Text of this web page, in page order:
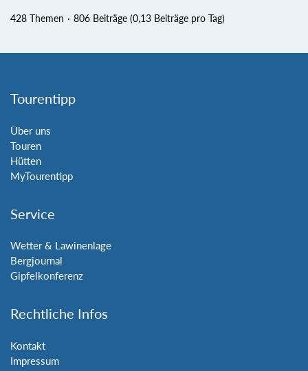
428 Themen 806 Beiträge (0,13 Beiträge pro Tag)
Tourentipp
Über uns
Touren
Hütten
MyTourentipp
Service
Wetter & Lawinenlage
Bergjournal
Gipfelkonferenz
Rechtliche Infos
Kontakt
Impressum